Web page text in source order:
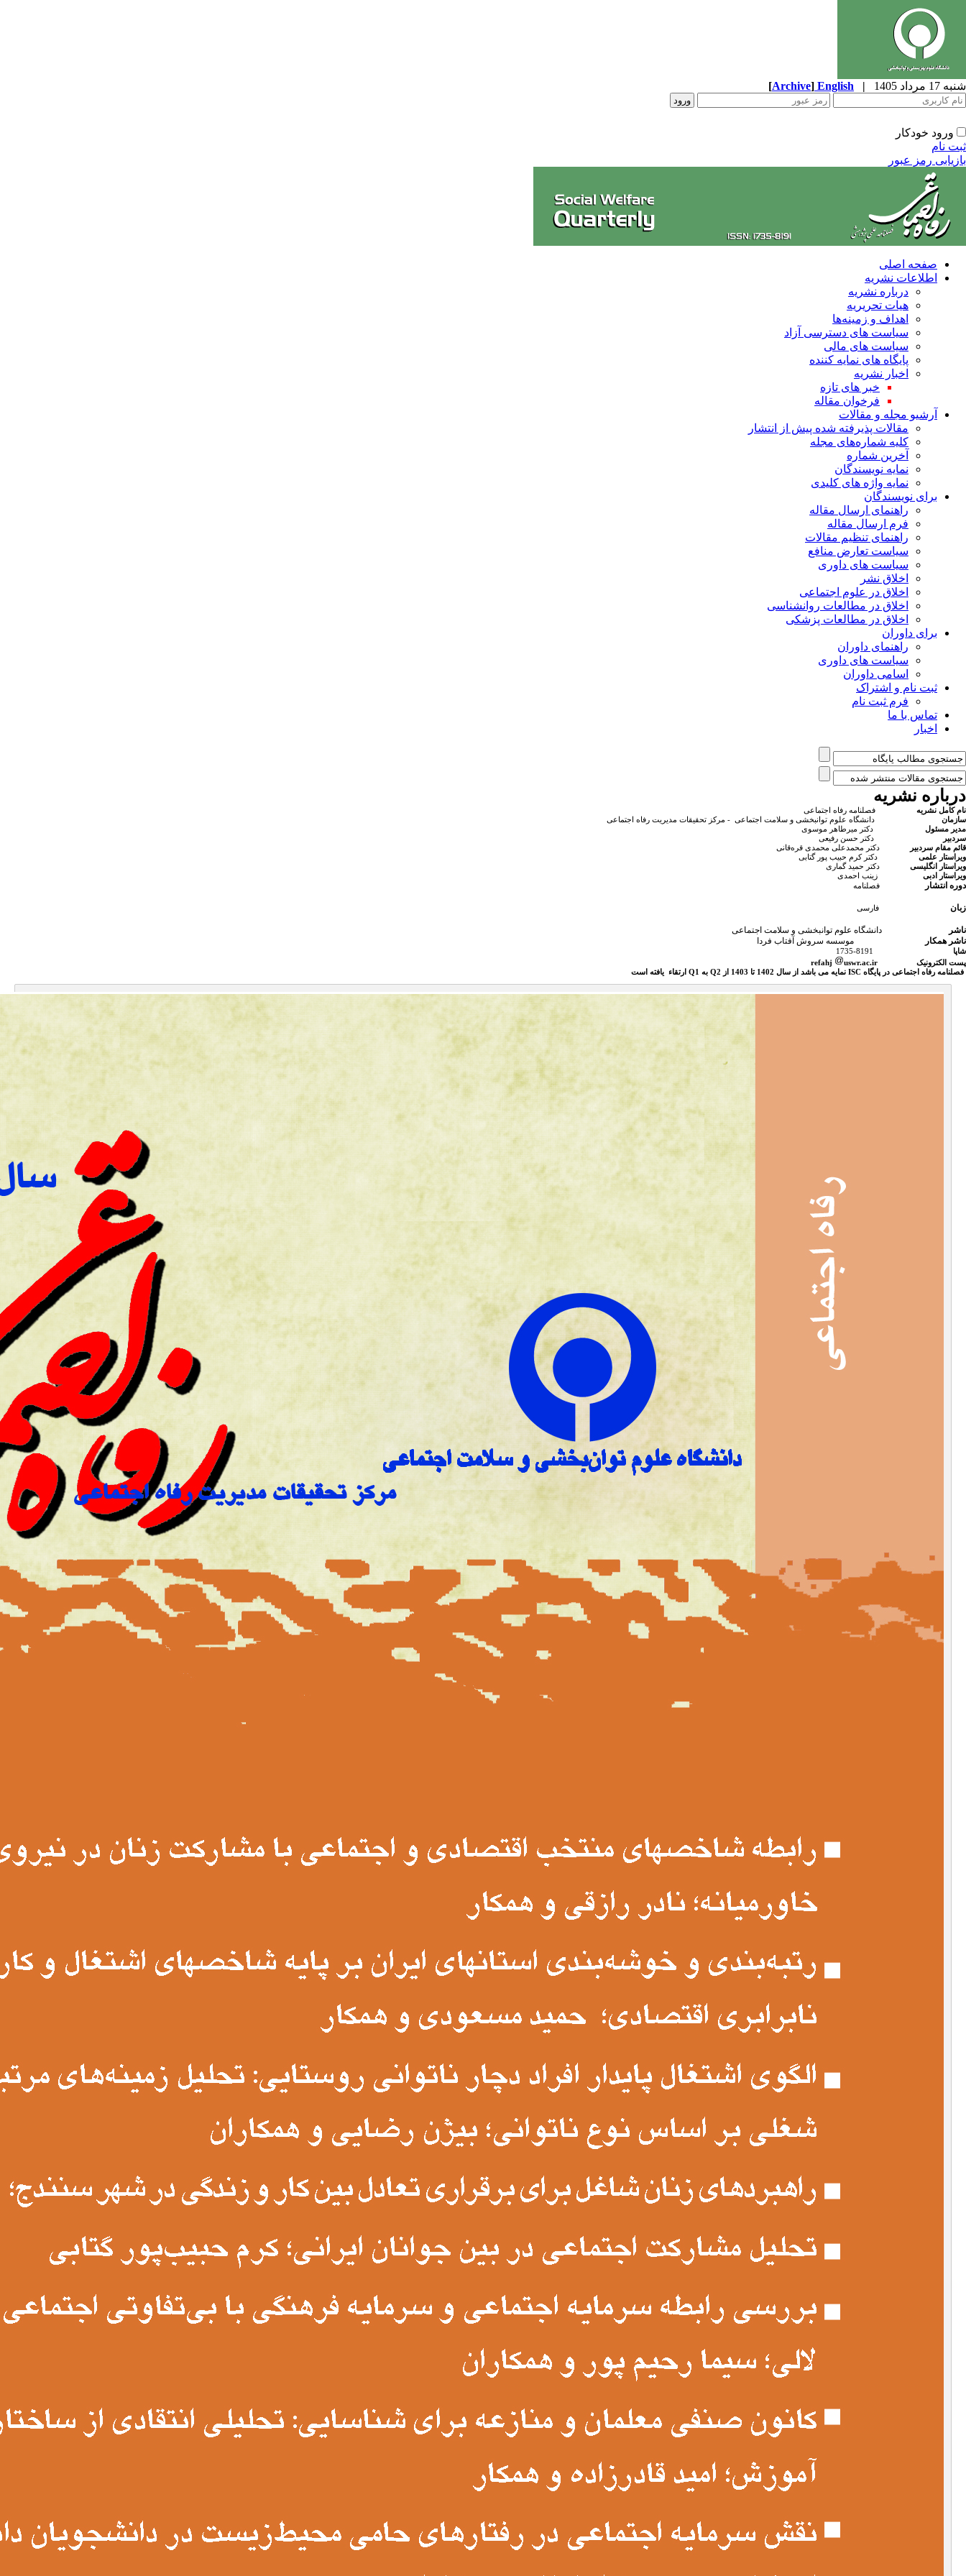
شنبه 17 مرداد 1405 |
English
[Archive]
ورود خودکار
ثبت نام
بازیابی رمز عبور
صفحه اصلی
اطلاعات نشریه
درباره نشریه
هیات تحریریه
اهداف و زمینه‌ها
سیاست های دسترسی آزاد
سیاست های مالی
پایگاه های نمایه کننده
اخبار نشریه
خبر های تازه
فرخوان مقاله
آرشیو مجله و مقالات
مقالات پذیرفته شده پیش از انتشار
کلیه شماره‌های مجله
آخرین شماره
نمایه نویسندگان
نمایه واژه های کلیدی
برای نویسندگان
راهنمای ارسال مقاله
فرم ارسال مقاله
راهنمای تنظیم مقالات
سیاست تعارض منافع
سیاست های داوری
اخلاق نشر
اخلاق در علوم اجتماعی
اخلاق در مطالعات روانشناسی
اخلاق در مطالعات پزشکی
برای داوران
راهنمای داوران
سیاست های داوری
اسامی داوران
ثبت نام و اشتراک
فرم ثبت نام
تماس با ما
اخبار
درباره نشریه
نام کامل نشریه فصلنامه رفاه اجتماعی
سازمان دانشگاه علوم توانبخشی و سلامت اجتماعی - مرکز تحقیقات مدیریت رفاه اجتماعی
مدیر مسئول دکتر میرطاهر موسوی
سردبیر دکتر حسن رفیعی
قائم مقام سردبیر
دکتر محمدعلی محمدی قره‌قانی
ویراستار علمی دکتر کرم حبیب پور گتابی
ویراستار انگلیسی دکتر حمید گماری
ویراستار ادبی زینب احمدی
دوره انتشار فصلنامه
زبان فارسی
ناشر
دانشگاه علوم توانبخشی و سلامت اجتماعی
ناشر همکار موسسه سروش آفتاب فردا
شاپا
8191-1735
پست الکترونیک
efahj uswr.ac.ir
فصلنامه رفاه اجتماعی در پایگاه ISC نمایه می باشد از سال 1402 تا 1403 از Q2 به Q1 ارتقاء یافته است